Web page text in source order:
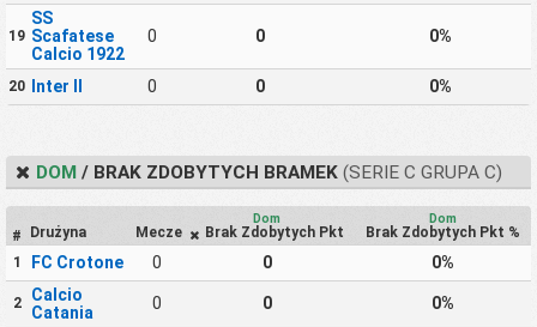
19
SS
Scafatese
Calcio 1922
0 0 0%
20 Inter II 0 0 0%
DOM/ BRAK ZDOBYTYCH BRAMEK(SERIE C GRUPA C)
# Drużyna Mecze
Dom
Brak Zdobytych Pkt
Dom
Brak Zdobytych Pkt %
1
FC Crotone 0 0 0%
2
Calcio
Catania
0 0 0%